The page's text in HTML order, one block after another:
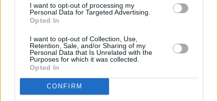
I want to opt-out of processing my
Personal Data for Targeted Advertising.
Opted In
I want to opt-out of Collection, Use,
Retention, Sale, and/or Sharing of my
Personal Data that Is Unrelated with the
Purposes for which it was collected.
Opted In
CONFIRM
να αποδειχθεί. Η στρατηγική λειτούργησε πριν από
δέκα χρόνια. Σήμερα είναι ακόμα πολύ νωρίς για